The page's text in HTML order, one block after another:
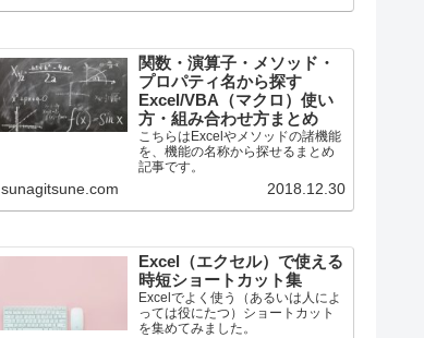
関数・演算子・メソッド・
プロパティ名から探す
Excel/VBA（マクロ）使い
方・組み合わせ方まとめ
こちらはExcelやメソッドの諸機能
を、機能の名称から探せるまとめ
記事です。
sunagitsune.com 2018.12.30
Excel（エクセル）で使える
時短ショートカット集
Excelでよく使う（あるいは人によ
っては役にたつ）ショートカット
を集めてみました。